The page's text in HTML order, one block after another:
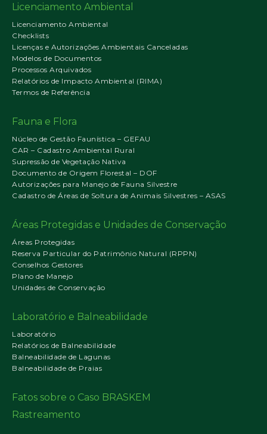
Licenciamento Ambiental
Licenciamento Ambiental
Checklists
Licenças e Autorizações Ambientais Canceladas
Modelos de Documentos
Processos Arquivados
Relatórios de Impacto Ambiental (RIMA)
Termos de Referência
Fauna e Flora
Núcleo de Gestão Faunística – GEFAU
CAR – Cadastro Ambiental Rural
Supressão de Vegetação Nativa
Documento de Origem Florestal – DOF
Autorizações para Manejo de Fauna Silvestre
Cadastro de Áreas de Soltura de Animais Silvestres – ASAS
Áreas Protegidas e Unidades de Conservação
Áreas Protegidas
Reserva Particular do Patrimônio Natural (RPPN)
Conselhos Gestores
Plano de Manejo
Unidades de Conservação
Laboratório e Balneabilidade
Laboratório
Relatórios de Balneabilidade
Balneabilidade de Lagunas
Balneabilidade de Praias
Fatos sobre o Caso BRASKEM
Rastreamento